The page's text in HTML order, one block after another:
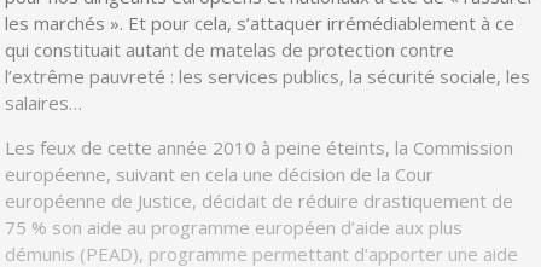
les marchés ». Et pour cela, s’attaquer irrémédiablement à ce
qui constituait autant de matelas de protection contre
l’extrême pauvreté : les services publics, la sécurité sociale, les
salaires…
Les feux de cette année 2010 à peine éteints, la Commission
européenne, suivant en cela une décision de la Cour
européenne de Justice, décidait de réduire drastiquement de
75 % son aide au programme européen d’aide aux plus
démunis (PEAD), programme permettant d’apporter une aide